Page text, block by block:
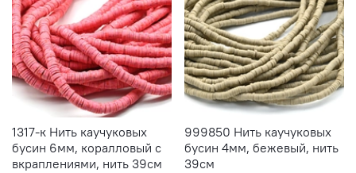
1317-к Нить каучуковых
бусин 6мм, коралловый с
вкраплениями, нить 39см
999850 Нить каучуковых
бусин 4мм, бежевый, нить
39см